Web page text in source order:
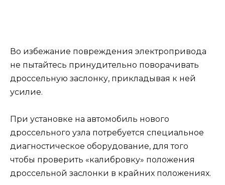
Во избежание повреждения электропривода
не пытайтесь принудительно поворачивать
дроссельную заслонку, прикладывая к ней
усилие.
При установке на автомобиль нового
дроссельного узла потребуется специальное
диагностическое оборудование, для того
чтобы проверить «калибровку» положения
дроссельной заслонки в крайних положениях.